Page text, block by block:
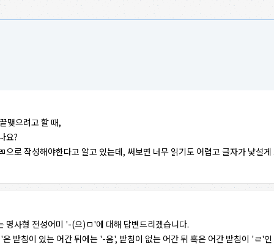
맺으려고 할 때,
요?
으로 작성해야한다고 알고 있는데, 써보면 너무 읽기도 어렵고 글자가 낯설
명사형 전성어미 '-(으)ㅁ'에 대해 답변드리겠습니다.
받침이 있는 어간 뒤에는 '-음', 받침이 없는 어간 뒤 혹은 어간 받침이 'ㄹ'